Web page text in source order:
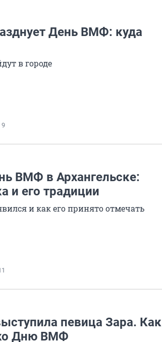
День ВМФ: куда
в городе
9
ВМФ в Архангельске:
и его традиции
и как его принято отмечать
певица Зара. Как
Дню ВМФ